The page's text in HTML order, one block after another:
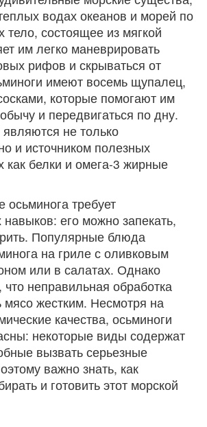
водах океанов и морей по
тело, состоящее из мягкой
им легко маневрировать
рифов и скрываться от
имеют восемь щупалец,
которые помогают им
и передвигаться по дну.
не только
и источником полезных
как белки и омега-3 жирные
осьминога требует
его можно запекать,
Популярные блюда
на гриле с оливковым
или в салатах. Однако
что неправильная обработка
мясо жестким. Несмотря на
качества, осьминоги
некоторые виды содержат
вызвать серьезные
важно знать, как
и готовить этот морской